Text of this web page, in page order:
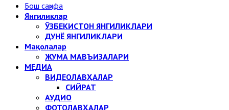
Бош саҳифа
Янгиликлар
ЎЗБЕКИСТОН ЯНГИЛИКЛАРИ
ДУНЁ ЯНГИЛИКЛАРИ
Мақолалар
ЖУМА МАВЪИЗАЛАРИ
МЕДИА
ВИДЕОЛАВҲАЛАР
СИЙРАТ
АУДИО
ФОТОЛАВҲАЛАР